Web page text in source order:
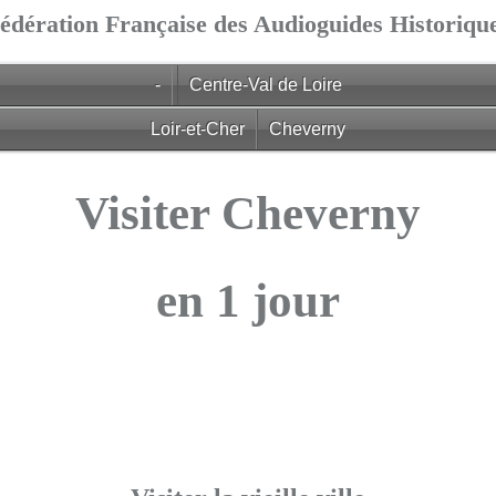
Française des Audioguides
- Centre-Val de Loire
Loir-et-Cher Cheverny
Visiter Cheverny
en 1 jour